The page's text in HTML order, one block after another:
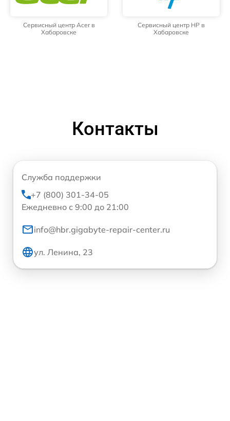
Сервисный центр Acer в
Хабаровске
Сервисный центр HP в
Хабаровске
Контакты
Служба поддержки
+7 (800) 301-34-05
Ежедневно с 9:00 до 21:00
info@hbr.gigabyte-repair-center.ru
ул. Ленина, 23